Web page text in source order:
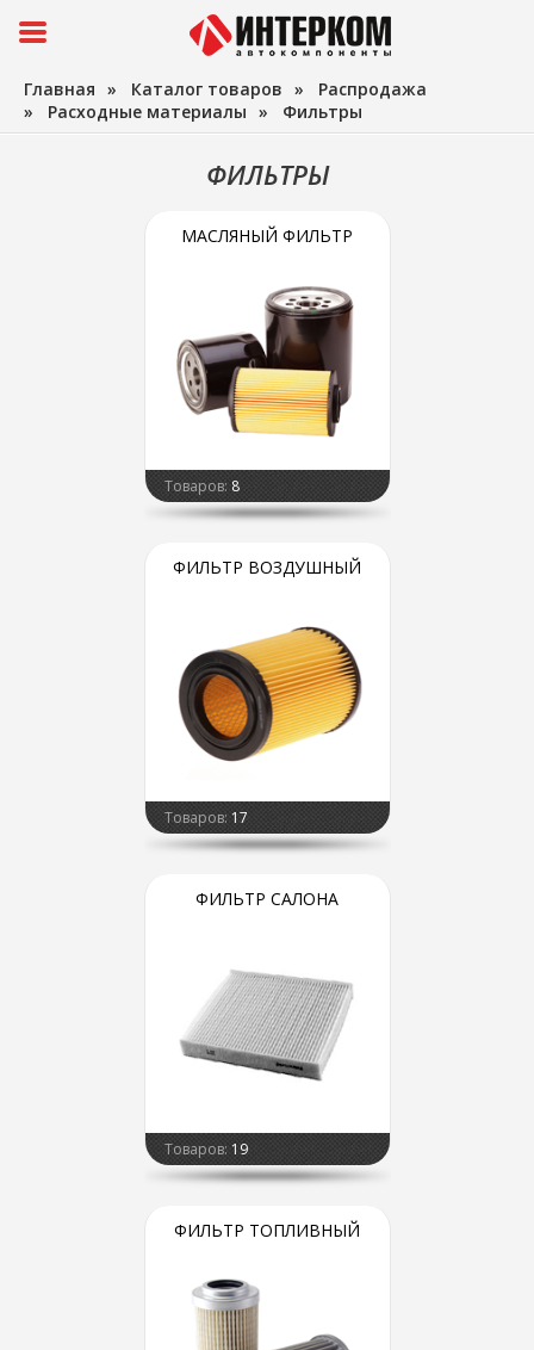
Главная » Каталог товаров » Распродажа
» Расходные материалы » Фильтры
ФИЛЬТРЫ
МАСЛЯНЫЙ ФИЛЬТР
Товаров: 8
ФИЛЬТР ВОЗДУШНЫЙ
Товаров: 17
ФИЛЬТР САЛОНА
Товаров: 19
ФИЛЬТР ТОПЛИВНЫЙ